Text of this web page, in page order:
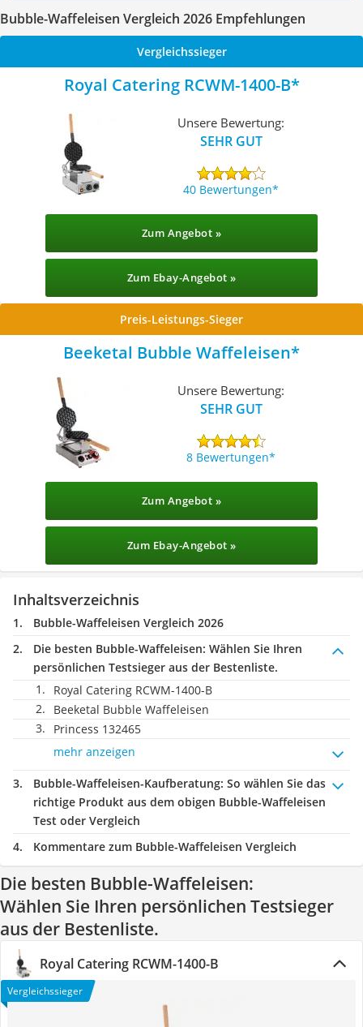
Bubble-Waffeleisen Vergleich 2026 Empfehlungen
Vergleichssieger
Royal Catering RCWM-1400-B
Unsere Bewertung:
SEHR GUT
40 Bewertungen
Zum Angebot »
Zum Ebay-Angebot »
Preis-Leistungs-Sieger
Beeketal Bubble Waffeleisen
Unsere Bewertung:
SEHR GUT
8 Bewertungen
Zum Angebot »
Zum Ebay-Angebot »
Inhaltsverzeichnis
Bubble-Waffeleisen Vergleich 2026
Die besten Bubble-Waffeleisen: Wählen Sie Ihren
persönlichen Testsieger aus der Bestenliste.
Royal Catering RCWM-1400-B
Beeketal Bubble Waffeleisen
Princess 132465
mehr anzeigen
Bubble-Waffeleisen-Kaufberatung: So wählen Sie das
richtige Produkt aus dem obigen Bubble-Waffeleisen
Test oder Vergleich
Kommentare zum Bubble-Waffeleisen Vergleich
Die besten Bubble-Waffeleisen:
Wählen Sie Ihren persönlichen Testsieger
aus der Bestenliste.
Royal Catering RCWM-1400-B
Vergleichssieger